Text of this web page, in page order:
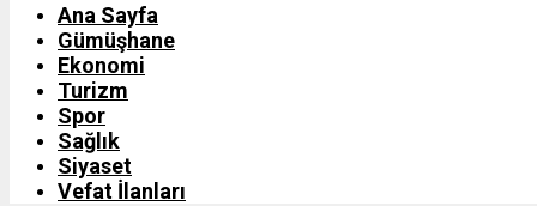
Ana Sayfa
Gümüşhane
Ekonomi
Turizm
Spor
Sağlık
Siyaset
Vefat İlanları